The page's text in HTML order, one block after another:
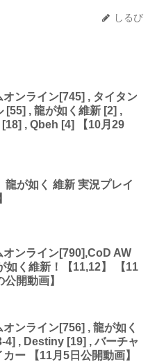
しるび
オンライン[745] , タイタン
[55] , 龍が如く維新 [2] ,
, Qbeh [4] 【10月29
龍が如く 維新 実況プレイ
オンライン[790],CoD AW
如く維新！【11,12】 【11
公開動画】
オンライン[756] , 龍が如く
4] , Destiny [19] , バーチャ
カー 【11月5日公開動画】